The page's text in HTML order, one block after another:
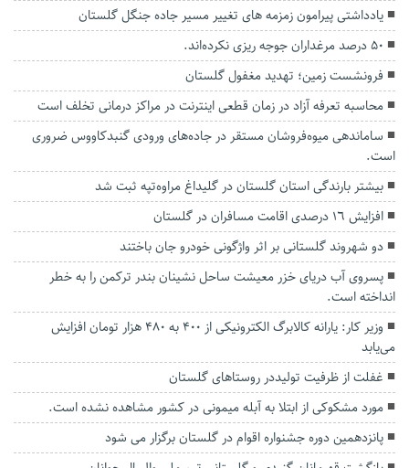
یادداشتی پیرامون زمزمه های‌ تغییر مسیر‌ جاده جنگل گلستان‌
۵۰ درصد مرغداران جوجه ریزی نکرده‌اند.
فرونشست زمین؛ تهدید مغفول گلستان
محاسبه تعرفه آزاد در زمان قطعی اینترنت در مراکز درمانی تخلف است
ساماندهی میوه‌فروشان مستقر در جاده‌های ورودی گنبدکاووس ضروری
است.
بیشتر بارندگی استان گلستان در گلیداغ مراوه‌تپه ثبت شد
افزایش ١٦ درصدی اقامت مسافران در گلستان
دو شهروند گلستانی بر اثر واژگونی خودرو جان باختند
پسروی آب دریای خزر معیشت ساحل نشینان بندر ترکمن را به خطر
انداخته است.
وزیر کار: یارانه کالابرگ الکترونیکی از ۴۰۰ به ۴۸۰ هزار تومان افزایش
می‌یابد
غفلت از ظرفیت تولیددر روستاهای گلستان
مورد مشکوکی از ابتلا به آبله میمونی در کشور مشاهده نشده است.
پانزدهمین دوره جشنواره اقوام در گلستان برگزار می شود